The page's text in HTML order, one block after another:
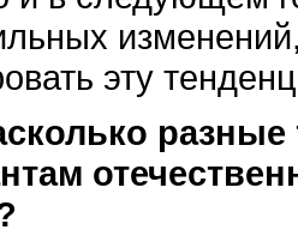
эту